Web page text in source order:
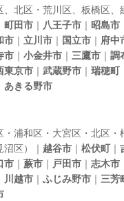
、 北区 ・ 荒川区、 板橋区、
町田市 ｜ 八王子市 ｜ 昭島市
市 ｜ 立川市 ｜ 国立市 ｜ 府中
市 ｜ 小金井市 ｜ 三鷹市 ｜ 調
東京市 ｜ 武蔵野市 ｜ 瑞穂町
あきる野市
・浦和区・大宮区・北区
区）｜ 越谷市 ｜ 松伏町｜
市 ｜ 蕨市 ｜ 戸田市 ｜ 志木市
川越市 ｜ ふじみ野市 ｜ 三芳